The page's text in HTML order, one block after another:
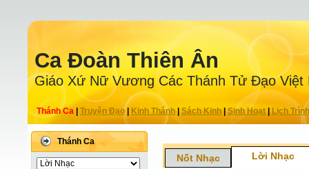
Ca Ðoàn Thiên Ân
Giáo Xứ Nữ Vương Các Thánh Tử Ðạo Việt
Thánh Ca Truyện Ðạo| Kinh Thánh Sách Kinh|Sinh Hoạt| Lịch Trình
Thánh Ca
Nốt Nhạc Lời Nhạc